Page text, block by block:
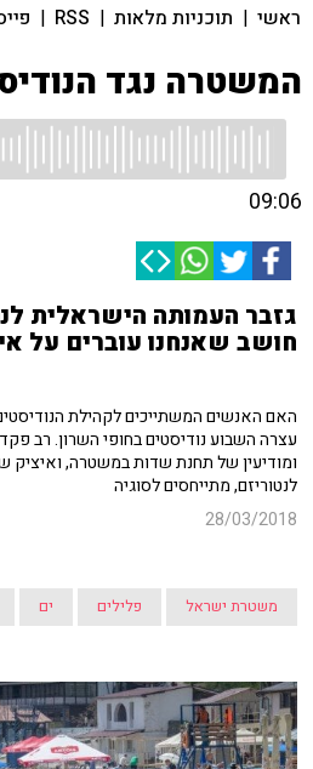
ראשי | תוכניות מלאות |
RSS
|
המשטרה נגד
09:06
גזבר העמותה הישראלית
חושב שאנחנו עוברים על
האם האנשים המשתייכים לקהילת
עצרה השבוע נודיסטים בחופי השרון. רב
ומודיעין של תחנת שדות במשטרה,
לנטוריזם, מתייחסים לסוגיה
28/03/2018
משטרת ישראל פלילים ים